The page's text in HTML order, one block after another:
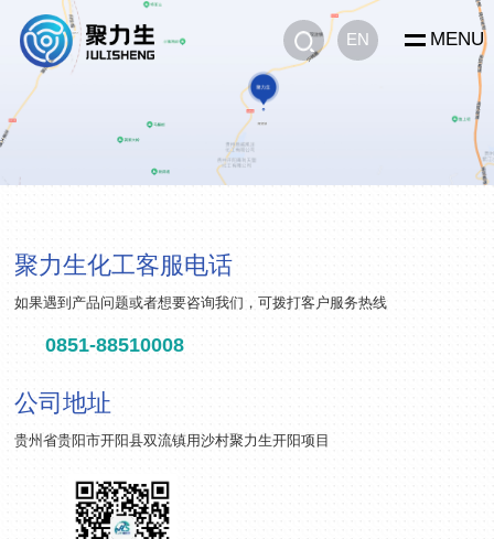
MENU
EN
聚力生化工客服电话
如果遇到产品问题或者想要咨询我们，可拨打客户服务热线
0851-88510008
公司地址
贵州省贵阳市开阳县双流镇用沙村聚力生开阳项目